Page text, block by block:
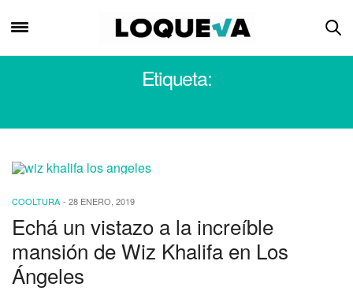
Etiqueta:
COOLTURA - 28 ENERO, 2019
Echá un vistazo a la increíble
mansión de Wiz Khalifa en Los
Ángeles